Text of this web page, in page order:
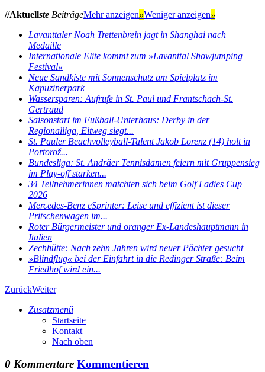
//Aktuellste BeiträgeMehr anzeigen»Weniger anzeigen»
Lavanttaler Noah Trettenbrein jagt in Shanghai nach
Medaille
Internationale Elite kommt zum »Lavanttal Showjumping
Festival«
Neue Sandkiste mit Sonnenschutz am Spielplatz im
Kapuzinerpark
Wassersparen: Aufrufe in St. Paul und Frantschach-St.
Gertraud
Saisonstart im Fußball-Unterhaus: Derby in der
Regionalliga, Eitweg siegt...
St. Pauler Beachvolleyball-Talent Jakob Lorenz (14) holt in
Portorož...
Bundesliga: St. Andräer Tennisdamen feiern mit Gruppensieg
im Play-off starken...
34 Teilnehmerinnen matchten sich beim Golf Ladies Cup
2026
Mercedes-Benz eSprinter: Leise und effizient ist dieser
Pritschenwagen im...
Roter Bürgermeister und oranger Ex-Landeshauptmann in
Italien
Zechhütte: Nach zehn Jahren wird neuer Pächter gesucht
»Blindflug« bei der Einfahrt in die Redinger Straße: Beim
Friedhof wird ein...
ZurückWeiter
Zusatzmenü
Startseite
Kontakt
Nach oben
0 Kommentare Kommentieren